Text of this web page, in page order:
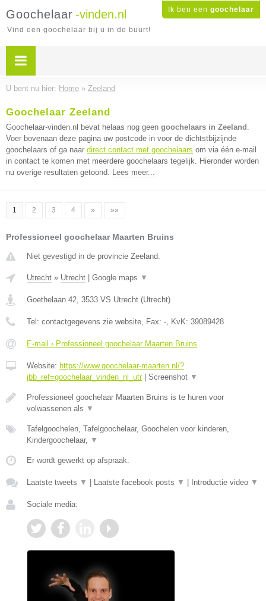
Ik ben een goochelaar
Goochelaar -vinden.nl
Vind een goochelaar bij u in de buurt!
U bent nu hier: Home » Zeeland
Goochelaar Zeeland
Goochelaar-vinden.nl bevat helaas nog geen goochelaars in Zeeland .
Voer bovenaan deze pagina uw postcode in voor de dichtstbijzijnde
goochelaars of ga naar direct contact met goochelaars om via één e-mail
in contact te komen met meerdere goochelaars tegelijk. Hieronder worden
nu overige resultaten getoond. Lees meer...
1 2 3 4 » »»
Professioneel goochelaar Maarten Bruins
Niet gevestigd in de provincie Zeeland.
Utrecht » Utrecht Google maps ▼
Goethelaan 42, 3533 VS Utrecht (Utrecht)
Tel: contactgegevens zie website, Fax: -, KvK: 39089428
E-mail › Professioneel goochelaar Maarten Bruins
Website: https://www.goochelaar-maarten.nl/?
jbb_ref=goochelaar_vinden_nl_utr| Screenshot ▼
Professioneel goochelaar Maarten Bruins is te huren voor
volwassenen als ▼
Tafelgoochelen, Tafelgoochelaar, Goochelen voor kinderen,
Kindergoochelaar, ▼
Er wordt gewerkt op afspraak.
Laatste tweets ▼ Laatste facebook posts ▼ Introductie video ▼
Sociale media: